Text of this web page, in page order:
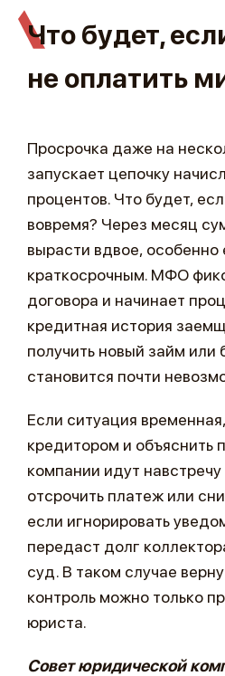
Что будет,
не оплатить
Просрочка даже на
запускает цепочку
процентов. Что будет,
вовремя? Через месяц
вырасти вдвое,
краткосрочным. МФО
договора и начинает
кредитная история
получить новый займ или
становится почти
Если ситуация
кредитором и объяснить
компании идут
отсрочить платеж или
если игнорировать
передаст долг
суд. В таком случае
контроль можно только
юриста.
Совет юридической